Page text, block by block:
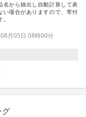
名から抽出し自動計算して表
い場合がありますので、寄付
月05日 08時00分
グ